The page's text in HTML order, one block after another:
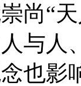
尚“
与人
也影